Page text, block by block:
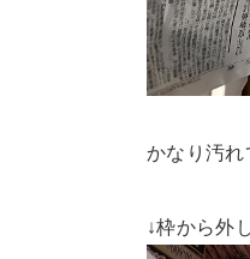
かなり汚れ
↓枠から外